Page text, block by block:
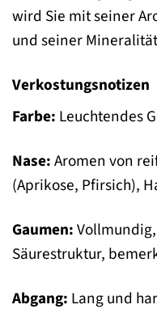
wird Sie mit seiner
und seiner
Verkostungsnotizen
Farbe: Leuchtendes
Nase:Aromen von
(Aprikose, Pfirsich),
Gaumen:
Säurestruktur,
Abgang: Lang und